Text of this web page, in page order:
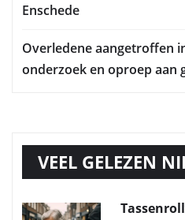
Enschede
Overledene aangetroffen
onderzoek en oproep aan
VEEL GELEZEN